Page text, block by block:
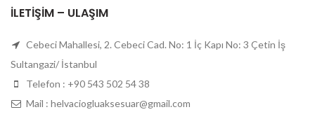
İLETIŞIM – ULAŞIM
Cebeci Mahallesi, 2. Cebeci Cad. No: 1 İç Kapı No: 3 Çetin İş
Sultangazi/ İstanbul
Telefon : +90 543 502 54 38
Mail : helvaciogluaksesuar@gmail.com